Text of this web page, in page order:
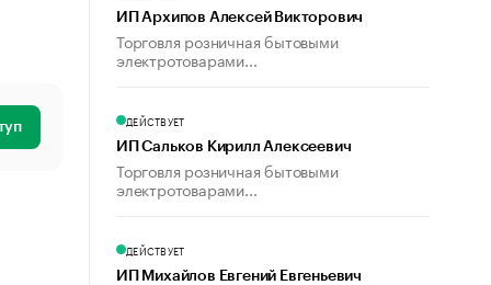
ИП Архипов Алексей Викторович
Торговля розничная бытовыми
электротоварами...
ДЕЙСТВУЕТ
ИП Сальков Кирилл Алексеевич
Торговля розничная бытовыми
электротоварами...
ДЕЙСТВУЕТ
ИП Михайлов Евгений Евгеньевич